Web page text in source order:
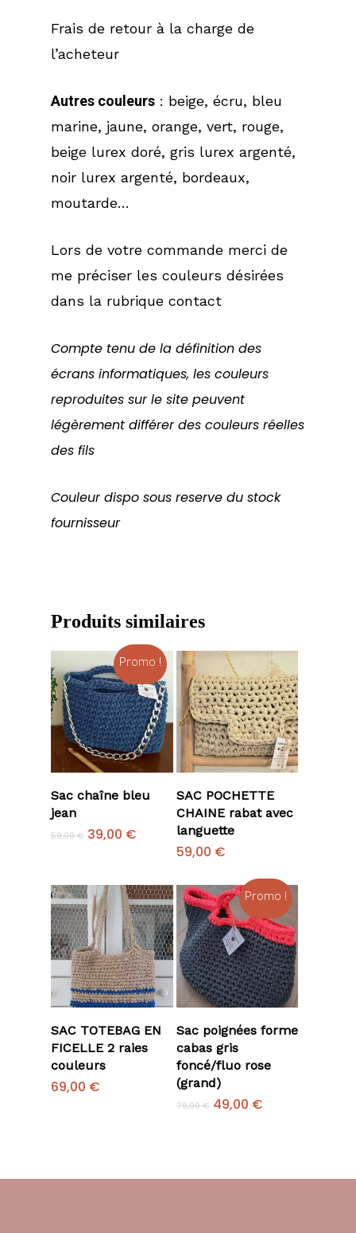
Frais de retour à la charge de
l’acheteur
Autres couleurs : beige, écru, bleu
marine, jaune, orange, vert, rouge,
beige lurex doré, gris lurex argenté,
noir lurex argenté, bordeaux,
moutarde…
Lors de votre commande merci de
me préciser les couleurs désirées
dans la rubrique contact
Compte tenu de la définition des
écrans informatiques, les couleurs
reproduites sur le site peuvent
légèrement différer des couleurs réelles
des fils
Couleur dispo sous reserve du stock
fournisseur
Produits similaires
Promo !
Ajouter Au
Sac chaîne bleu
jean
59,00€ Le
prix
59,00 €.
39,00 €
39,00 €.
Ajouter Au
Panier
SAC POCHETTE
CHAINE rabat avec
languette
59,00 €
Ajouter Au
Panier
SAC TOTEBAG EN
FICELLE 2 raies
couleurs
69,00 €
Promo !
Ajouter Au
Panier
Sac poignées forme
cabas gris
foncé/fluo rose
(grand)
79,00€ Le
prix
49,00 €Le